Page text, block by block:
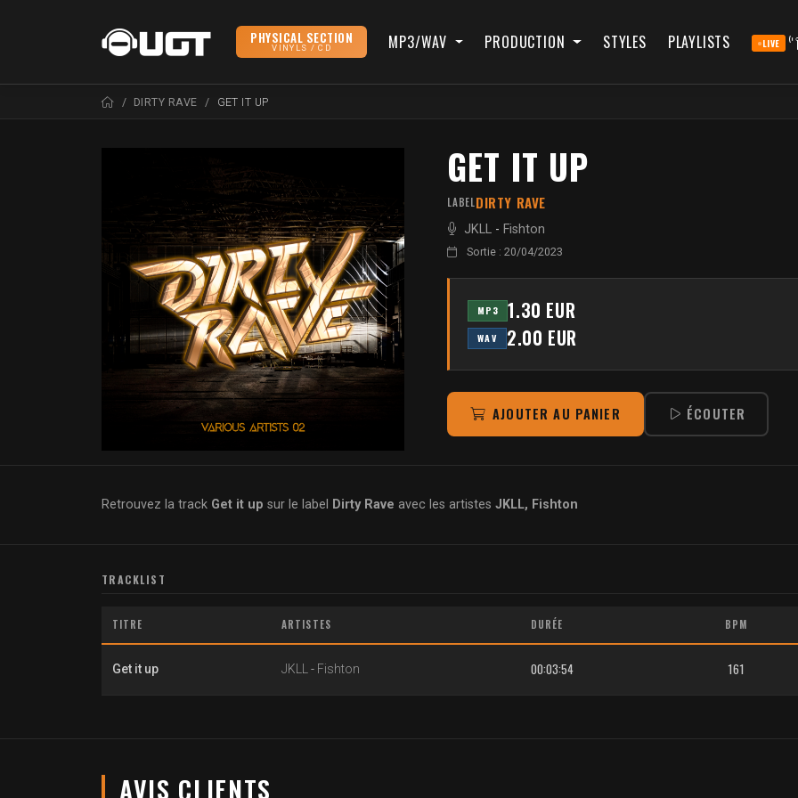
PHYSICAL SECTION
VINYLS / CD MP3/WAV PRODUCTION STYLES PLAYLISTS LIVE
DIRTY RAVE GET IT UP
GET IT UP
LABELDIRTY RAVE
JKLL - Fishton
Sortie : 20/04/2023
MP3 1.30 EUR
WAV 2.00 EUR
AJOUTER AU PANIER ÉCOUTER
Retrouvez la track Get it up sur le label Dirty Rave avec les artistes JKLL, Fishton
TRACKLIST
TITRE ARTISTES DURÉE BPM
Get it up JKLL- Fishton 00:03:54 161
AVIS CLIENTS